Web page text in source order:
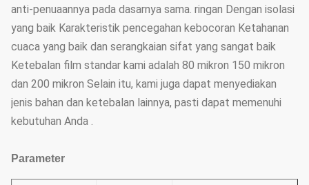
anti-penuaannya pada dasarnya sama. ringan Dengan isolasi
yang baik Karakteristik pencegahan kebocoran Ketahanan
cuaca yang baik dan serangkaian sifat yang sangat baik
Ketebalan film standar kami adalah 80 mikron 150 mikron
dan 200 mikron Selain itu, kami juga dapat menyediakan
jenis bahan dan ketebalan lainnya, pasti dapat memenuhi
kebutuhan Anda .
Parameter